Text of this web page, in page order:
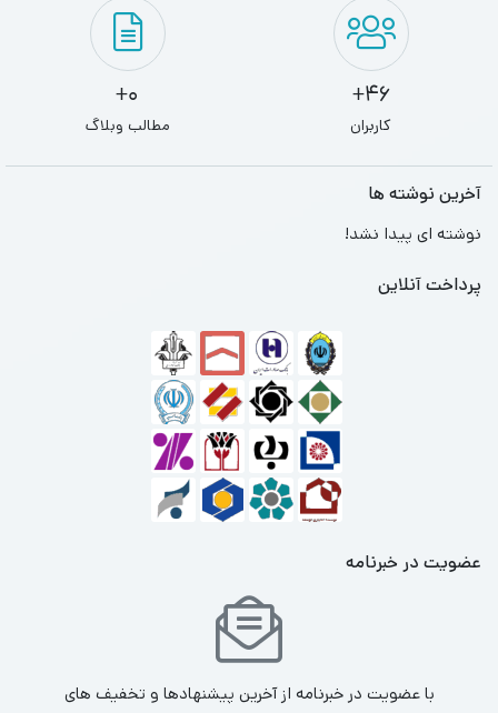
46+
کاربران
0+
مطالب وبلاگ
آخرین نوشته ها
نوشته ای پیدا نشد!
پرداخت آنلاین
عضویت در خبرنامه
با عضویت در خبرنامه از آخرین پیشنهادها و تخفیف های